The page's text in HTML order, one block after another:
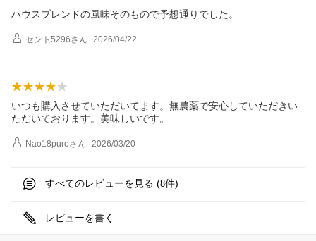
ハウスブレンドの風味そのもので予想通りでした。
セント5296さん 2026/04/22
いつも購入させていただいてます。無農薬で安心していただきい
ただいております。美味しいです。
Nao18puroさん 2026/03/20
すべてのレビューを見る (8件)
レビューを書く